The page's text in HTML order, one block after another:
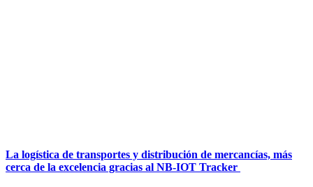
La logística de transportes y distribución de mercancías, más
cerca de la excelencia gracias al NB-IOT Tracker